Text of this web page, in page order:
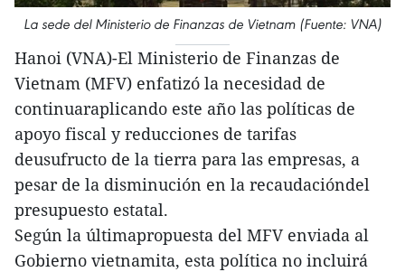
La sede del Ministerio de Finanzas de Vietnam (Fuente: VNA)
Hanoi (VNA)-El Ministerio de Finanzas de
Vietnam (MFV) enfatizó la necesidad de
continuaraplicando este año las políticas de
apoyo fiscal y reducciones de tarifas
deusufructo de la tierra para las empresas, a
pesar de la disminución en la recaudacióndel
presupuesto estatal.
Según la últimapropuesta del MFV enviada al
Gobierno vietnamita, esta política no incluirá